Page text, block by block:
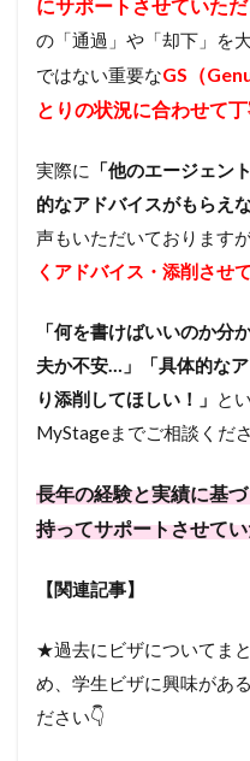
にサポートさせていただ
の「通過」や「却下」を
ではない重要なGS（
とりの状況に合わせて
実際に
「他のエージェン
的なアドバイスがもらえ
声もいただいております
くアドバイス・添削させ
「何を書けばいいのか分
夫か不安…」「具体的な
り添削してほしい！」 と
MyStageまでご相談くだ
長年の経験と実績に基
持ってサポートさせて
【関連記事】
★過去にビザについてま
め、学生ビザに興味があ
ださい👇